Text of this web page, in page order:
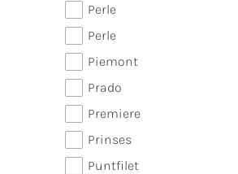
Perle
Perle
Piemont
Prado
Premiere
Prinses
Puntfilet